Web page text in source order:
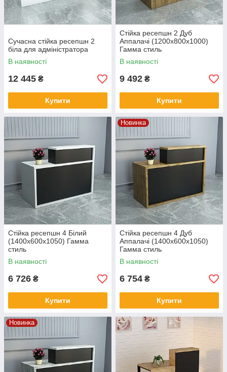
Сучасна стійка ресепшн 2
біла для адміністратора
В наявності
12 445 ₴
Купити
Стійка ресепшн 2 Дуб
Аппалачі (1200x800x1000)
Гамма стиль
В наявності
9 492 ₴
Купити
Стійка ресепшн 4 Білий
(1400x600x1050) Гамма
стиль
В наявності
6 726 ₴
Купити
Новинка
Стійка ресепшн 4 Дуб
Аппалачі (1400x600x1050)
Гамма стиль
В наявності
6 754 ₴
Купити
Новинка